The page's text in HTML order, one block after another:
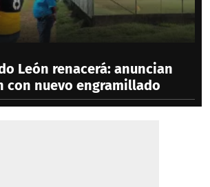
León renacerá: anuncian
con nuevo engramillado